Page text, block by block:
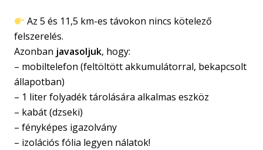
Az 5 és 11,5 km-es távokon nincs kötelező
felszerelés.
Azonban javasoljuk, hogy:
– mobiltelefon (feltöltött akkumulátorral, bekapcsolt
állapotban)
– 1 liter folyadék tárolására alkalmas eszköz
– kabát (dzseki)
– fényképes igazolvány
– izolációs fólia legyen nálatok!